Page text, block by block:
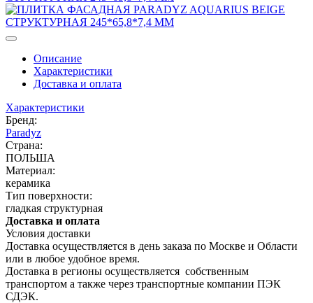
Описание
Характеристики
Доставка и оплата
Характеристики
Бренд:
Paradyz
Страна:
ПОЛЬША
Материал:
керамика
Тип поверхности:
гладкая структурная
Доставка и оплата
Условия доставки
Доставка осуществляется в день заказа по Москве и Области
или в любое удобное время.
Доставка в регионы осуществляется собственным
транспортом а также через транспортные компании ПЭК
СДЭК.